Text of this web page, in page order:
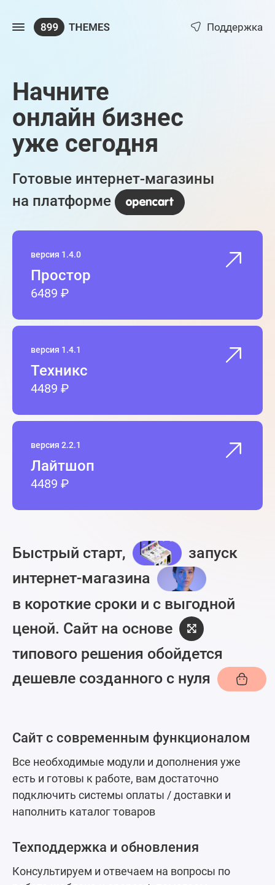
Поддержка
Начните
онлайн бизнес
уже сегодня
Готовые интернет-магазины
на платформе
версия 1.4.0
Простор
6489 ₽
версия 1.4.1
Техникс
4489 ₽
версия 2.2.1
Лайтшоп
4489 ₽
Быстрый старт,
запуск
интернет-магазина
в короткие сроки и с выгодной
ценой. Сайт на основе
типового решения обойдется
дешевле созданного с нуля
Сайт с современным функционалом
Все необходимые модули и дополнения уже
есть и готовы к работе, вам достаточно
подключить системы оплаты / доставки и
наполнить каталог товаров
Техподдержка и обновления
Консультируем и отвечаем на вопросы по